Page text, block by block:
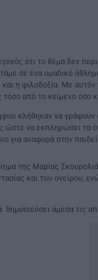
ότι το θέμα δεν
σε ένα ομαδικό
και η φιλοδοξία. Με
τόσο από το κείμενο όσο
κλήθηκαν να
ώστε να εκπληρώσει τα
για αναφορά στην
της Μαρίας
και του ονείρου,
άμεσα τις